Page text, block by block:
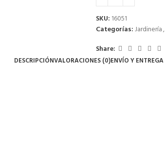
SKU: 16051
Categorías:Jardinería,
Share:
DESCRIPCIÓNVALORACIONES (0)ENVÍO Y ENTREGA